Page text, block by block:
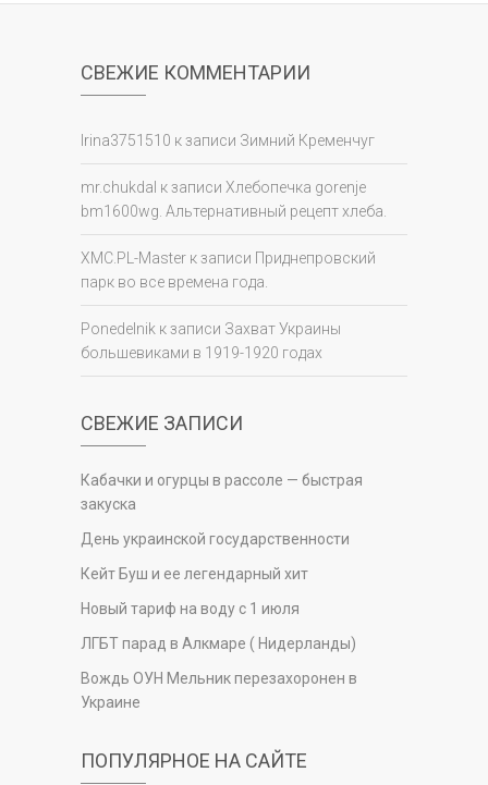
СВЕЖИЕ КОММЕНТАРИИ
Irina3751510 к записи Зимний Кременчуг
mr.chukdal к записи Хлебопечка gorenje
bm1600wg. Альтернативный рецепт хлеба.
XMC.PL-Master к записи Приднепровский
парк во все времена года.
Ponedelnik к записи Захват Украины
большевиками в 1919-1920 годах
СВЕЖИЕ ЗАПИСИ
Кабачки и огурцы в рассоле — быстрая
закуска
День украинской государственности
Кейт Буш и ее легендарный хит
Новый тариф на воду с 1 июля
ЛГБТ парад в Алкмаре ( Нидерланды)
Вождь ОУН Мельник перезахоронен в
Украине
ПОПУЛЯРНОЕ НА САЙТЕ